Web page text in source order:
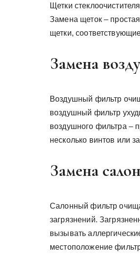
Щетки
Замена щеток –
щетки,
Замена
Воздушный фильтр
воздушный фильтр
воздушного фильтра –
несколько винтов или
Замена
Салонный фильтр
загрязнений.
вызывать
местоположение